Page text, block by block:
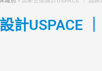
計USPACE